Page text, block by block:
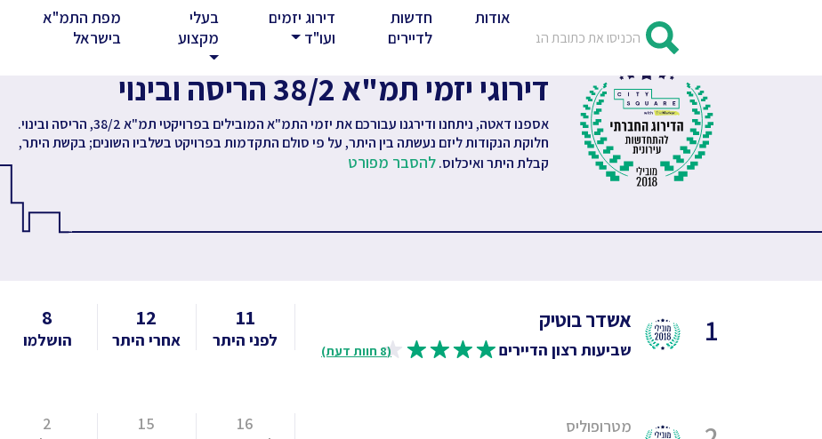
מפת התמ"א
בישראל
בעלי
מקצוע
דירוג יזמים
ועו"ד
חדשות
לדיירים
אודות
דירוגי יזמי תמ"א 38/2 הריסה ובינוי
אספנו דאטה, ניתחנו ודירגנו עבורכם את יזמי התמ"א המובילים בפרויקטי תמ"א 38/2, הריסה ובינוי.
חלוקת הנקודות ליזם נעשתה בין היתר, על פי סולם התקדמות בפרויקט בשלביו השונים; בקשת היתר,
קבלת היתר ואיכלוס.להסבר מפורט
1 אשדר בוטיק
שביעות רצון הדיירים (8 חוות דעת)
11
לפני היתר
12
אחרי היתר
8
הושלמו
מטרופוליס
16
15
2